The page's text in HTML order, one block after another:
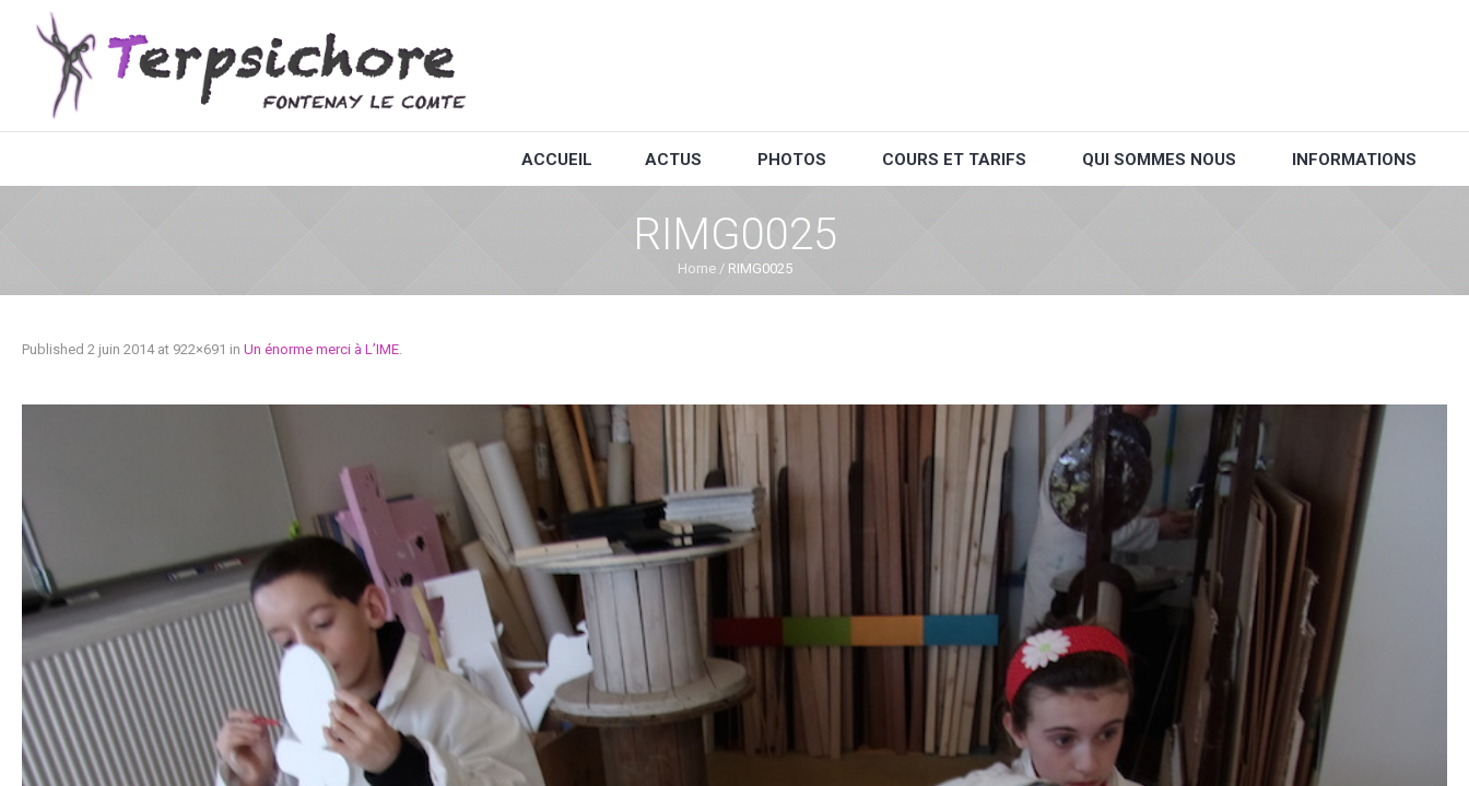
ACCUEIL ACTUS PHOTOS COURS ET TARIFS QUI SOMMES NOUS INFORMATIONS
RIMG0025
Home / RIMG0025
Published 2 juin 2014at 922×691 in Un énorme merci à L’IME.